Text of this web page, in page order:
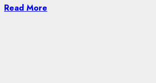
Read More